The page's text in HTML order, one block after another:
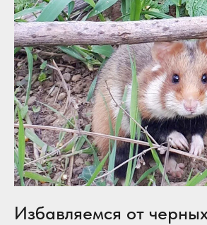
Избавляемся от черных